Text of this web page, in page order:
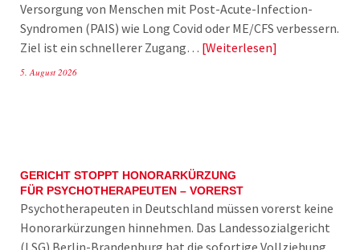
Versorgung von Menschen mit Post-Acute-Infection-
Syndromen (PAIS) wie Long Covid oder ME/CFS verbessern.
Ziel ist ein schnellerer Zugang… Weiterlesen
5. August 2026
GERICHT STOPPT HONORARKÜRZUNG
FÜR PSYCHOTHERAPEUTEN – VORERST
Psychotherapeuten in Deutschland müssen vorerst keine
Honorarkürzungen hinnehmen. Das Landessozialgericht